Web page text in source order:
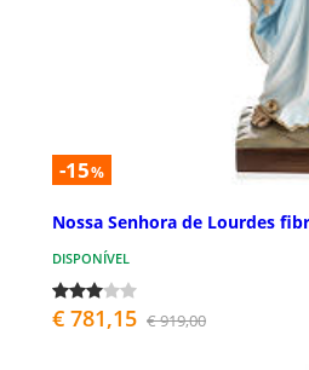
-15%
Nossa Senhora de Lourdes
DISPONÍVEL
€ 781,15 € 919,00